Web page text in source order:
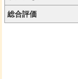
総合評価